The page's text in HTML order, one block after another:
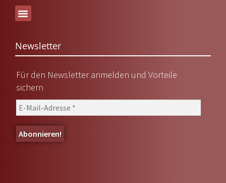
Newsletter
Für den Newsletter anmelden und Vorteile
sichern